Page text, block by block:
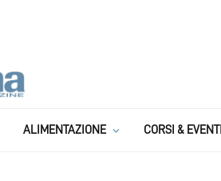
ALIMENTAZIONE CORSI & EVENTI